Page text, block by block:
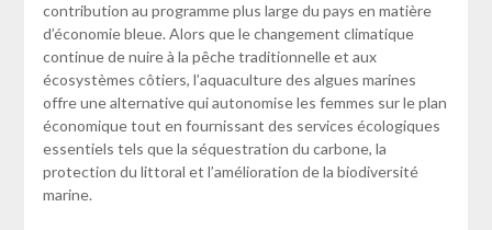
contribution au programme plus large du pays en matière
d’économie bleue. Alors que le changement climatique
continue de nuire à la pêche traditionnelle et aux
écosystèmes côtiers, l’aquaculture des algues marines
offre une alternative qui autonomise les femmes sur le plan
économique tout en fournissant des services écologiques
essentiels tels que la séquestration du carbone, la
protection du littoral et l’amélioration de la biodiversité
marine.